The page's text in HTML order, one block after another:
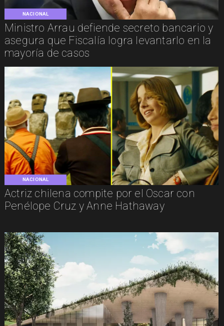
NACIONAL
Ministro Arrau defiende secreto bancario y
asegura que Fiscalía logra levantarlo en la
mayoría de casos
NACIONAL
Actriz chilena compite por el Oscar con
Penélope Cruz y Anne Hathaway